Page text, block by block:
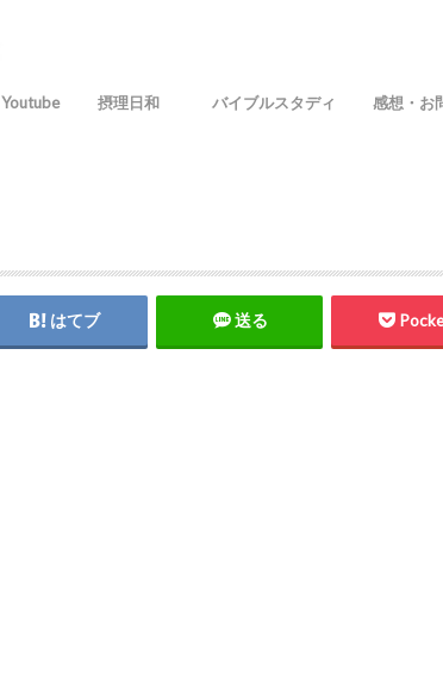
Youtube 摂理日和 バイブルスタディ 感想・お
はてブ 送る